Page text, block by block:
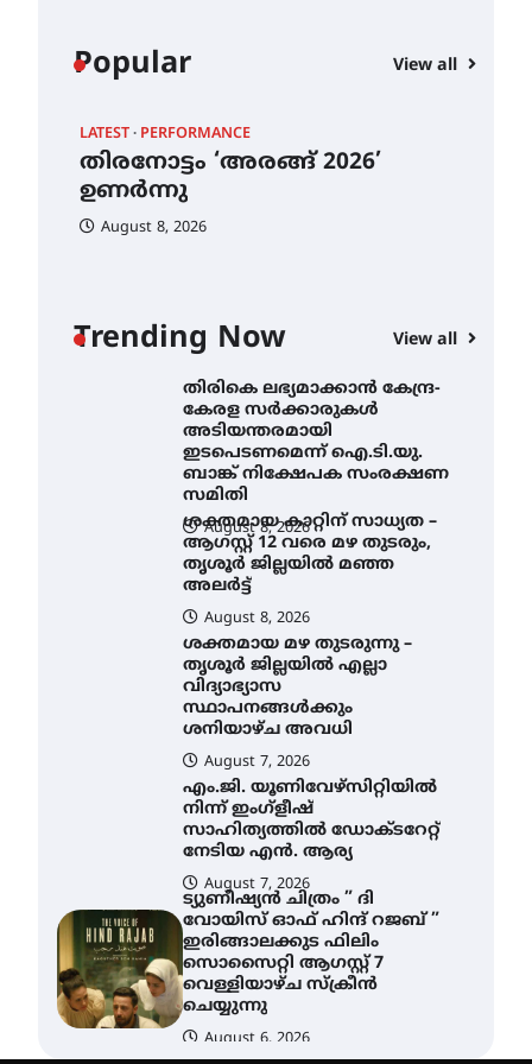
Popular View all
LATEST PERFORMANCE
തിരനോട്ടം ‘അരങ്ങ് 2026’
ഉണർന്നു
August 8, 2026
Trending Now View all
നേടിയ എൻ. ആര്യ
വോയിസ് ഓഫ് ഹിന്ദ് റജബ് ”
ഇരിങ്ങാലക്കുട ഫിലിം
സൊസൈറ്റി ആഗസ്റ്റ് 7
വെള്ളിയാഴ്ച സ്‌ക്രീൻ
ചെയ്യുന്നു
August 8, 2026
ഐ.ടി.യു. ബാങ്കിലെ
തിരികെ ലഭ്യമാക്കാൻ കേന്ദ്ര-
കേരള സർക്കാരുകൾ
അടിയന്തരമായി
ഇടപെടണമെന്ന് ഐ.ടി.യു.
ബാങ്ക് നിക്ഷേപക സംരക്ഷണ
സമിതി
August 8, 2026
ശക്തമായ കാറ്റിന് സാധ്യത –
ആഗസ്റ്റ് 12 വരെ മഴ തുടരും,
തൃശൂർ ജില്ലയിൽ മഞ്ഞ
അലർട്ട്
August 8, 2026
ശക്തമായ മഴ തുടരുന്നു –
തൃശൂർ ജില്ലയിൽ എല്ലാ
വിദ്യാഭ്യാസ
സ്ഥാപനങ്ങൾക്കും
ശനിയാഴ്ച അവധി
August 7, 2026
എം.ജി. യൂണിവേഴ്‌സിറ്റിയിൽ
നിന്ന് ഇംഗ്ളീഷ്
സാഹിത്യത്തിൽ ഡോക്ടറേറ്റ്
നേടിയ എൻ. ആര്യ
August 7, 2026
ട്യുണീഷ്യൻ ചിത്രം ” ദി
വോയിസ് ഓഫ് ഹിന്ദ് റജബ് ”
ഇരിങ്ങാലക്കുട ഫിലിം
സൊസൈറ്റി ആഗസ്റ്റ് 7
വെള്ളിയാഴ്ച സ്‌ക്രീൻ
ചെയ്യുന്നു
August 6, 2026